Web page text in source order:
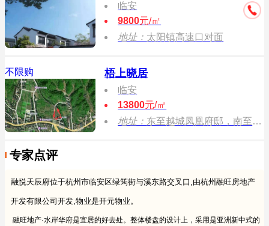
临安
9800元/㎡
地址： 太阳镇高速口对面
不限购 梧上晓居
临安
13800元/㎡
地址： 东至越城凤凰府邸，南至太阳镇凤凰广场，西至现状农田，北至富源溪。
专家点评
融悦天辰府位于杭州市临安区绿筠街与溪东路交叉口,由杭州融旺房地产
开发有限公司开发,物业是开元物业。
融旺地产·水岸华府是宜居的好去处。整体楼盘的设计上，采用是亚洲新中式的